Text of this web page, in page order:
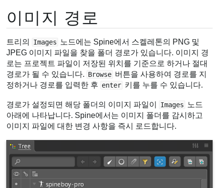
이미지 경로
트리의 Images
노드에는 Spine에서 스켈레톤의 PNG 및
JPEG 이미지 파일을 찾을 폴더 경로가 있습니다. 이미지 경
로는 프로젝트 파일이 저장된 위치를 기준으로 하거나 절대
경로가 될 수 있습니다. Browse 버튼을 사용하여 경로를 지
정하거나 경로를 입력한 후 enter 키를 누를 수 있습니다.
경로가 설정되면 해당 폴더의 이미지 파일이 Images
노드
아래에 나타납니다. Spine에서는 이미지 폴더를 감시하고
이미지 파일에 대한 변경 사항을 즉시 로드합니다.